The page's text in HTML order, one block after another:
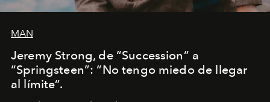
MAN
Jeremy Strong, de “Succession” a
“Springsteen”: “No tengo miedo de llegar
al límite”.